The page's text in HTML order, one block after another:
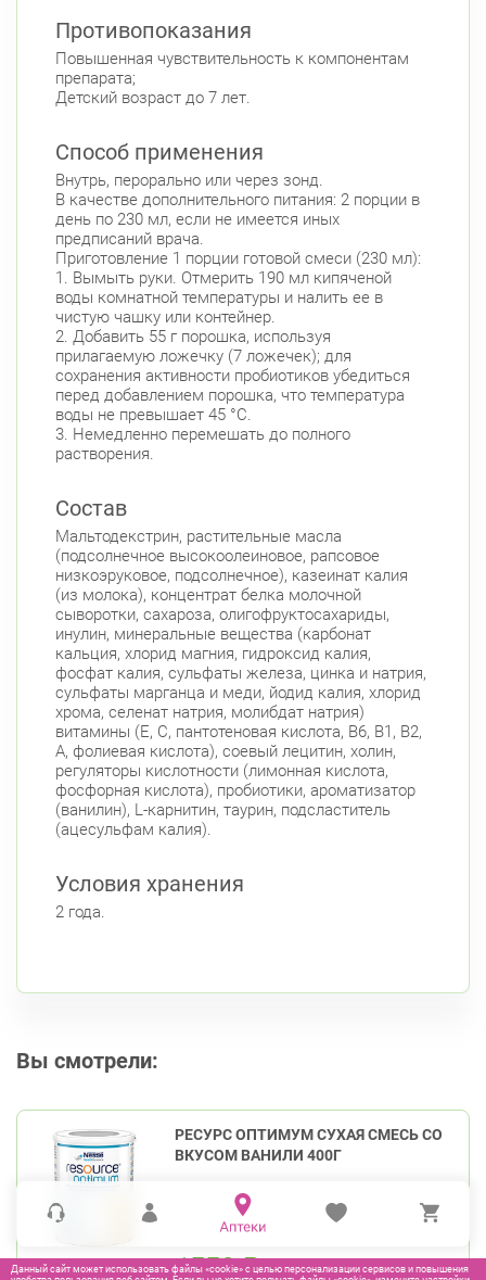
Противопоказания
Повышенная чувствительность к компонентам
препарата;
Детский возраст до 7 лет.
Способ применения
Внутрь, перорально или через зонд.
В качестве дополнительного питания: 2 порции в
день по 230 мл, если не имеется иных
предписаний врача.
Приготовление 1 порции готовой смеси (230 мл):
1. Вымыть руки. Отмерить 190 мл кипяченой
воды комнатной температуры и налить ее в
чистую чашку или контейнер.
2. Добавить 55 г порошка, используя
прилагаемую ложечку (7 ложечек); для
сохранения активности пробиотиков убедиться
перед добавлением порошка, что температура
воды не превышает 45 °C.
3. Немедленно перемешать до полного
растворения.
Состав
Мальтодекстрин, растительные масла
(подсолнечное высокоолеиновое, рапсовое
низкоэруковое, подсолнечное), казеинат калия
(из молока), концентрат белка молочной
сыворотки, сахароза, олигофруктосахариды,
инулин, минеральные вещества (карбонат
кальция, хлорид магния, гидроксид калия,
фосфат калия, сульфаты железа, цинка и натрия,
сульфаты марганца и меди, йодид калия, хлорид
хрома, селенат натрия, молибдат натрия)
витамины (Е, С, пантотеновая кислота, В6, В1, В2,
А, фолиевая кислота), соевый лецитин, холин,
регуляторы кислотности (лимонная кислота,
фосфорная кислота), пробиотики, ароматизатор
(ванилин), L-карнитин, таурин, подсластитель
(ацесульфам калия).
Условия хранения
2 года.
Вы смотрели:
РЕСУРС ОПТИМУМ СУХАЯ СМЕСЬ СО
ВКУСОМ ВАНИЛИ 400Г
1550₽
Данный сайт может использовать файлы «cookie» с целью персонализации сервисов и повышения